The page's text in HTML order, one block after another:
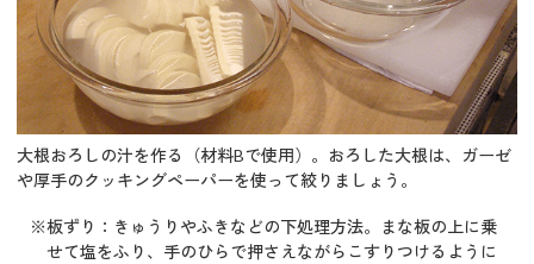
大根おろしの汁を作る （材料Bで使用） 。おろした大根は、ガーゼ
や厚手のクッキングペーパーを使って絞りましょう。
※板ずり：きゅうりやふきなどの下処理方法。まな板の上に乗
せて塩をふり、手のひらで押さえながらこすりつけるように